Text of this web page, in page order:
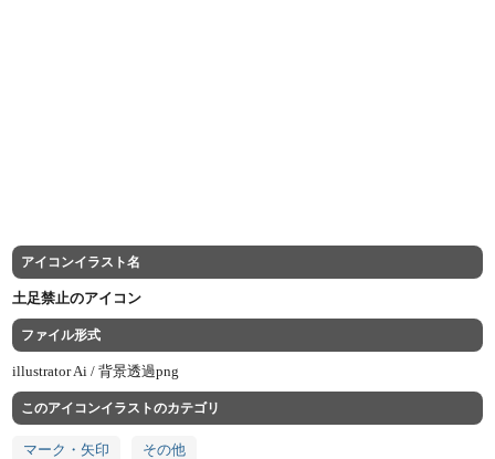
アイコンイラスト名
土足禁止のアイコン
ファイル形式
illustrator Ai /背景透過png
このアイコンイラストのカテゴリ
マーク・矢印 その他